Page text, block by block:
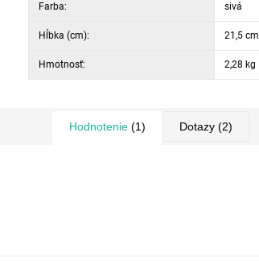
Farba: sivá
Hĺbka (cm): 21,5 cm
Hmotnosť: 2,28 kg
Hodnotenie (1) Dotazy (2)